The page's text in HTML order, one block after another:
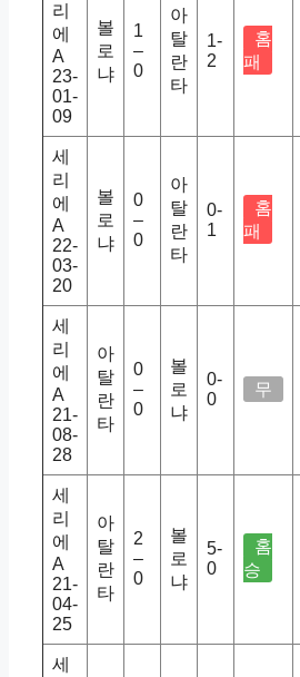
리
에
A
23-
01-
09
볼
로
냐
1
–
0
아
탈
란
타
1-
2
홈
패
세
리
에
A
22-
03-
20
볼
로
냐
0
–
0
아
탈
란
타
0-
1
홈
패
세
리
에
A
21-
08-
28
아
탈
란
타
0
–
0
볼
로
냐
0-
0
무
세
리
에
A
21-
04-
25
아
탈
란
타
2
–
0
볼
로
냐
5-
0
홈
승
세